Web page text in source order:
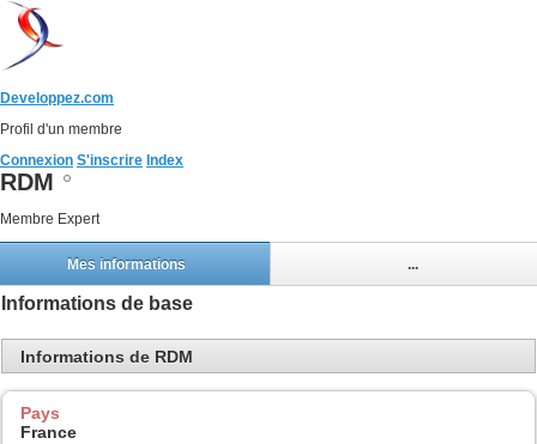
Developpez.com
Profil d'un membre
Connexion S'inscrire Index
RDM
Membre Expert
Mes informations ...
Informations de base
Informations de RDM
Pays
France